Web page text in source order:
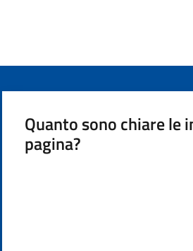
Quanto sono chiare le
pagina?